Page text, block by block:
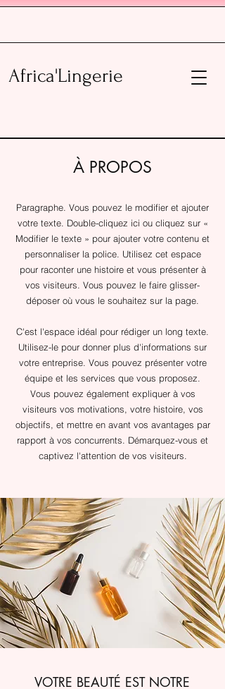
Africa'Lingerie
À PROPOS
Paragraphe. Vous pouvez le modifier et ajouter
votre texte. Double-cliquez ici ou cliquez sur «
Modifier le texte » pour ajouter votre contenu et
personnaliser la police. Utilisez cet espace
pour raconter une histoire et vous présenter à
vos visiteurs. Vous pouvez le faire glisser-
déposer où vous le souhaitez sur la page.
​C'est l'espace idéal pour rédiger un long texte.
Utilisez-le pour donner plus d'informations sur
votre entreprise. Vous pouvez présenter votre
équipe et les services que vous proposez.
Vous pouvez également expliquer à vos
visiteurs vos motivations, votre histoire, vos
objectifs, et mettre en avant vos avantages par
rapport à vos concurrents. Démarquez-vous et
captivez l'attention de vos visiteurs.
VOTRE BEAUTÉ EST NOTRE